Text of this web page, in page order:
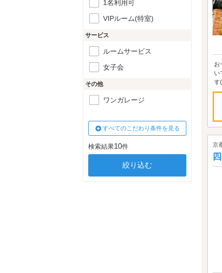
お
い
す
京
1名利用可
VIPルーム(特室)
サービス
ルームサービス
女子会
その他
ワンガレージ
すべてのこだわり条件を見る
検索結果10件